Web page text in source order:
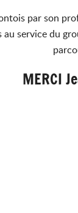
par son
service du
MERCI